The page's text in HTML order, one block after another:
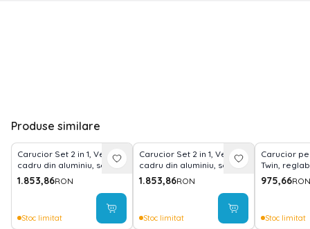
Produse similare
Carucior Set 2 in 1, Venice,
cadru din aluminiu, sezut
reversibil, pana la 22 kg,
Beige
1.853,86RON
Stoc limitat
Carucior Set 2 in 1, Venice,
cadru din aluminiu, sezut
reversibil, pana la 22 kg,
Black
1.853,86RON
Stoc limitat
Carucior
Twin,
pana la 15
geanta
975,66RON
Stoc limitat